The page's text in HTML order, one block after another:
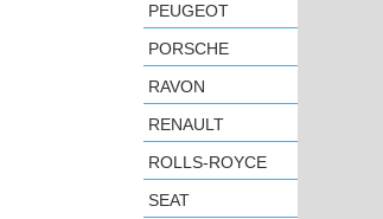
PEUGEOT
PORSCHE
RAVON
RENAULT
ROLLS-ROYCE
SEAT